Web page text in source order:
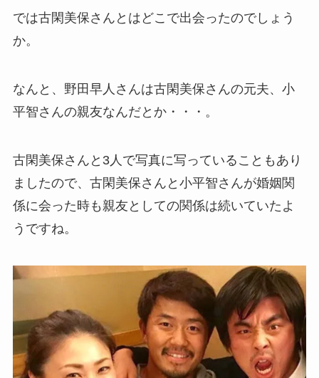
では古閑美保さんとはどこで出会ったのでしょう
か。
なんと、野田早人さんは古閑美保さんの元夫、小
平智さんの親友なんだとか・・・。
古閑美保さんと3人で写真に写っていることもあり
ましたので、古閑美保さんと小平智さんが婚姻関
係に会った時も親友としての関係は続いていたよ
うですね。